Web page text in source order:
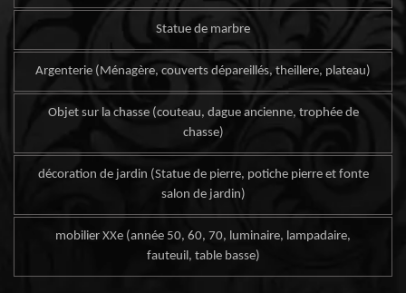
Statue de marbre
Argenterie (Ménagère, couverts dépareillés, theillere, plateau)
Objet sur la chasse (couteau, dague ancienne, trophée de
chasse)
décoration de jardin (Statue de pierre, potiche pierre et fonte
salon de jardin)
mobilier XXe (année 50, 60, 70, luminaire, lampadaire,
fauteuil, table basse)